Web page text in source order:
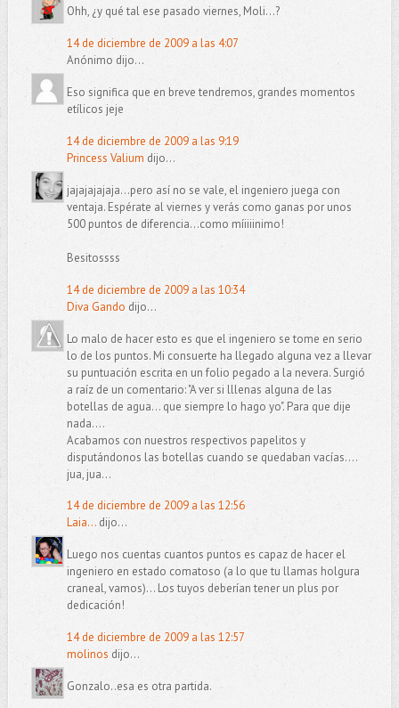
Ohh, ¿y qué tal ese pasado viernes, Moli...?
14 de diciembre de 2009 a las 4:07
Anónimo dijo...
Eso significa que en breve tendremos, grandes momentos
etílicos jeje
14 de diciembre de 2009 a las 9:19
Princess Valium dijo...
jajajajajaja...pero así no se vale, el ingeniero juega con
ventaja. Espérate al viernes y verás como ganas por unos
500 puntos de diferencia...como míiiiinimo!
Besitossss
14 de diciembre de 2009 a las 10:34
Diva Gando dijo...
Lo malo de hacer esto es que el ingeniero se tome en serio
lo de los puntos. Mi consuerte ha llegado alguna vez a llevar
su puntuación escrita en un folio pegado a la nevera. Surgió
a raíz de un comentario: "A ver si lllenas alguna de las
botellas de agua... que siempre lo hago yo". Para que dije
nada....
Acabamos con nuestros respectivos papelitos y
disputándonos las botellas cuando se quedaban vacías....
jua, jua...
14 de diciembre de 2009 a las 12:56
Laia...dijo...
Luego nos cuentas cuantos puntos es capaz de hacer el
ingeniero en estado comatoso (a lo que tu llamas holgura
craneal, vamos)... Los tuyos deberían tener un plus por
dedicación!
14 de diciembre de 2009 a las 12:57
molinos dijo...
Gonzalo..esa es otra partida.